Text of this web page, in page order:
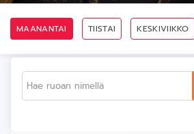
MAANANTAI TIISTAI KESKIVIIKKO